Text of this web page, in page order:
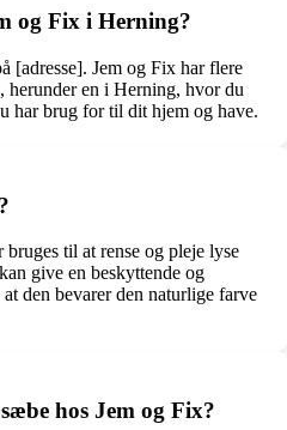
og Fix i Herning?
[adresse]. Jem og Fix har flere
en i Herning, hvor du
har brug for til dit hjem og have.
til at rense og pleje lyse
give en beskyttende og
den bevarer den naturlige farve
hos Jem og Fix?